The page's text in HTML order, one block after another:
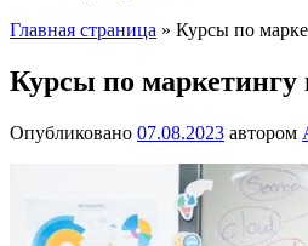
Главная страница » Курсы по
Курсы по маркетингу
Опубликовано 07.08.2023 автором